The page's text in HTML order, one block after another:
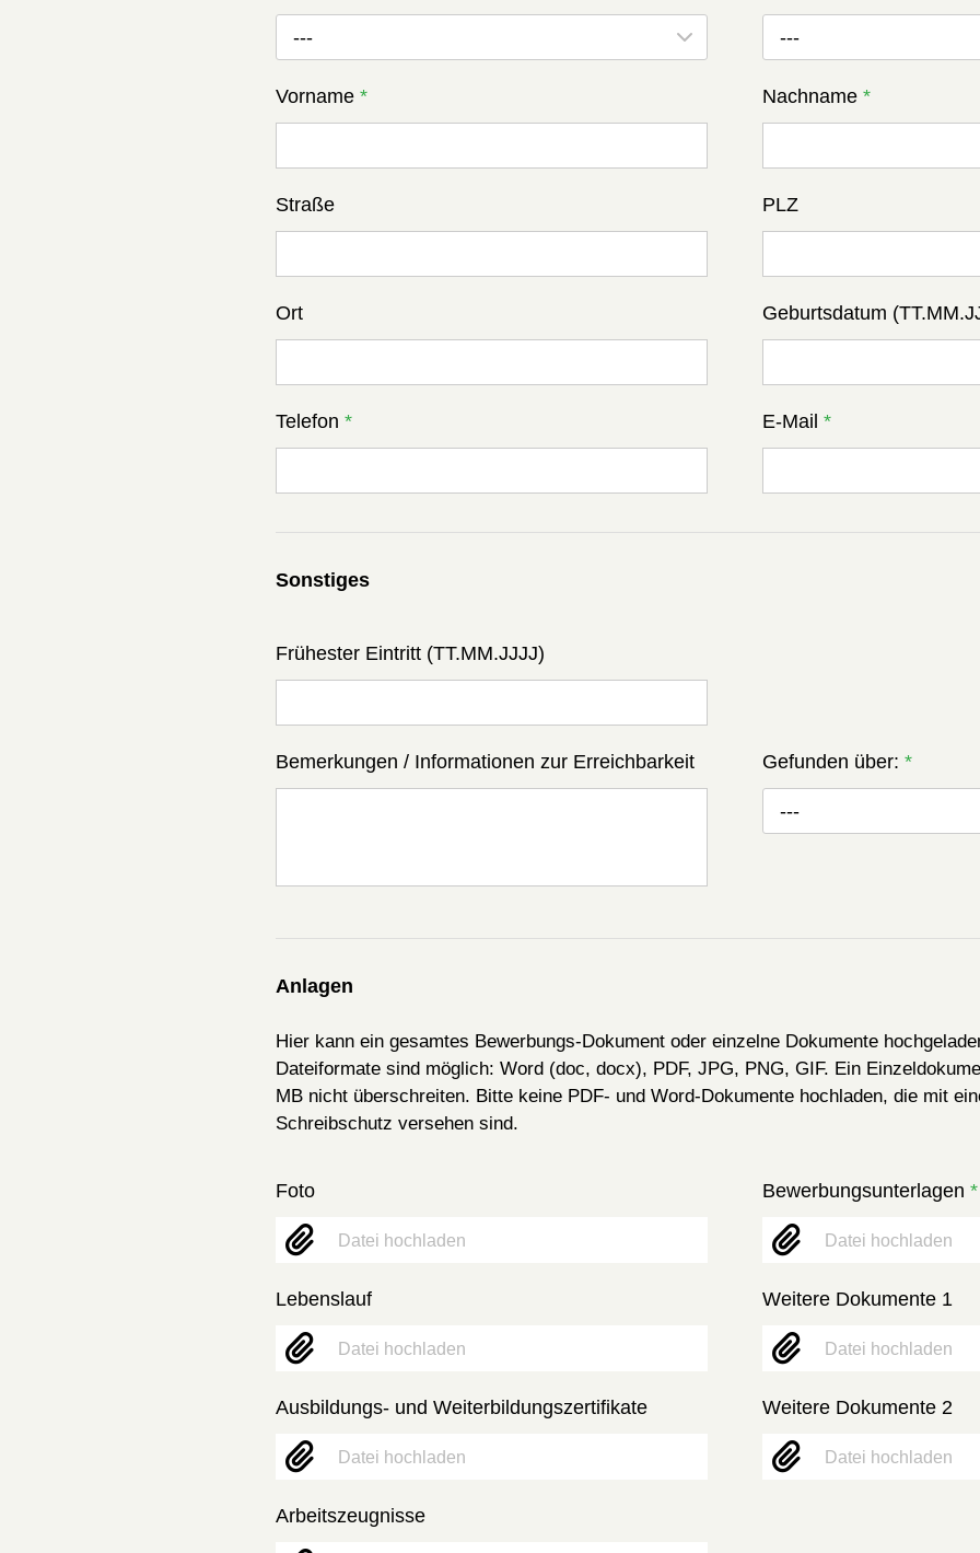
--- ---
Vorname * Nachname*
Straße PLZ
Ort Geburtsdatum
Telefon * E-Mail*
Sonstiges
Frühester Eintritt (TT.MM.JJJJ)
Bemerkungen / Informationen zur Erreichbarkeit Gefunden über:*
---
Anlagen
Hier kann ein gesamtes Bewerbungs-Dokument oder einzelne Dokumente
Dateiformate sind möglich: Word (doc, docx), PDF, JPG, PNG, GIF. Ein
MB nicht überschreiten. Bitte keine PDF- und Word-Dokumente hochladen, die mit
Schreibschutz versehen sind.
Foto
Datei hochladen
Bewerbungsunterlagen*
Datei hochladen
Lebenslauf
Datei hochladen
Weitere Dokumente 1
Datei hochladen
Ausbildungs- und Weiterbildungszertifikate
Datei hochladen
Weitere Dokumente 2
Datei hochladen
Arbeitszeugnisse